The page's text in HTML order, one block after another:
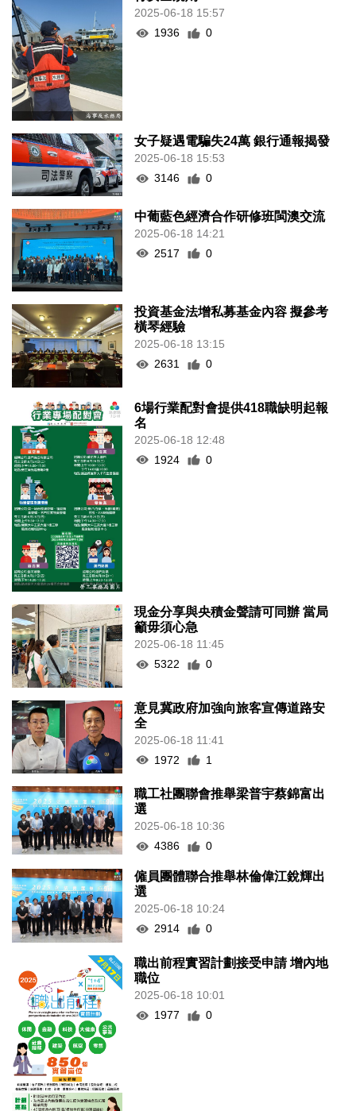
2025-06-18 15:57
1936
0
女子疑遇電騙失24萬 銀行通報揭發
2025-06-18 15:53
3146
0
中葡藍色經濟合作研修班閩澳交流
2025-06-18 14:21
2517
0
投資基金法增私募基金內容 擬參考
橫琴經驗
2025-06-18 13:15
2631
0
6場行業配對會提供418職缺明起報
名
2025-06-18 12:48
1924
0
現金分享與央積金聲請可同辦 當局
籲毋須心急
2025-06-18 11:45
5322
0
意見冀政府加強向旅客宣傳道路安
全
2025-06-18 11:41
1972
1
職工社團聯會推舉梁普宇蔡錦富出
選
2025-06-18 10:36
4386
0
僱員團體聯合推舉林倫偉江銳輝出
選
2025-06-18 10:24
2914
0
職出前程實習計劃接受申請 增內地
職位
2025-06-18 10:01
1977
0